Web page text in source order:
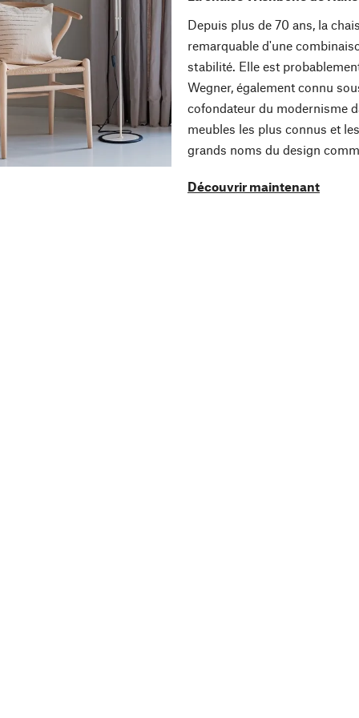
Depuis plus de 70 ans, la
remarquable d'une
stabilité. Elle est
Wegner, également connu
cofondateur du modernisme
meubles les plus connus et
grands noms du design
Découvrir maintenant